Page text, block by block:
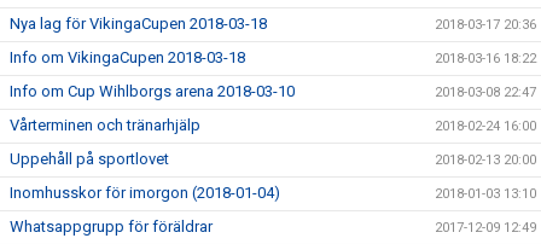
Nya lag för VikingaCupen 2018-03-18 2018-03-17 20:36
Info om VikingaCupen 2018-03-18 2018-03-16 18:22
Info om Cup Wihlborgs arena 2018-03-10 2018-03-08 22:47
Vårterminen och tränarhjälp 2018-02-24 16:00
Uppehåll på sportlovet 2018-02-13 20:00
Inomhusskor för imorgon (2018-01-04) 2018-01-03 13:10
Whatsappgrupp för föräldrar 2017-12-09 12:49